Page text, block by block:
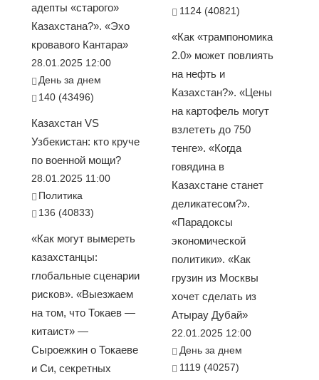
адепты «старого»
Казахстана?». «Эхо
кровавого Кантара»
28.01.2025 12:00
День за днем
140 (43496)
Казахстан VS
Узбекистан: кто круче
по военной мощи?
28.01.2025 11:00
Политика
136 (40833)
«Как могут вымереть
казахстанцы:
глобальные сценарии
рисков». «Выезжаем
на том, что Токаев —
китаист» —
Сыроежкин о Токаеве
и Си, секретных
1124 (40821)
«Как «трампономика
2.0» может повлиять
на нефть и
Казахстан?». «Цены
на картофель могут
взлететь до 750
тенге». «Когда
говядина в
Казахстане станет
деликатесом?».
«Парадоксы
экономической
политики». «Как
грузин из Москвы
хочет сделать из
Атырау Дубай»
22.01.2025 12:00
День за днем
1119 (40257)